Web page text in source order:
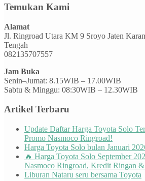
Temukan Kami
Alamat
Jl. Ringroad Utara KM 9 Sroyo Jaten
Tengah
082135707557
Jam Buka
Senin–Jumat: 8.15WIB – 17.00WIB
Sabtu & Minggu: 08:30WIB – 12.30WIB
Artikel Terbaru
Update Daftar Harga Toyota Solo
Promo Nasmoco Ringroad!
Harga Toyota Solo bulan Januari
🔥 Harga Toyota Solo September
Nasmoco Ringroad, Kredit Ringan
Liburan Nataru seru bersama Toyota